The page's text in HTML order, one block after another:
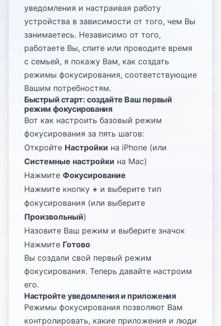
уведомления и настраивая работу
устройства в зависимости от того, чем Вы
занимаетесь. Независимо от того,
работаете Вы, спите или проводите время
с семьей, я покажу Вам, как создать
режимы фокусирования, соответствующие
Вашим потребностям.
Быстрый старт: создайте Ваш первый
режим фокусирования
Вот как настроить базовый режим
фокусирования за пять шагов:
Откройте Настройки на iPhone (или
Системные настройки на Mac)
Нажмите Фокусирование
Нажмите кнопку + и выберите тип
фокусирования (или выберите
Произвольный)
Назовите Ваш режим и выберите значок
Нажмите Готово
Вы создали свой первый режим
фокусирования. Теперь давайте настроим
его.
Настройте уведомления и приложения
Режимы фокусирования позволяют Вам
контролировать, какие приложения и люди